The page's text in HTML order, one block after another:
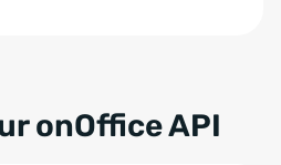
onOffice API